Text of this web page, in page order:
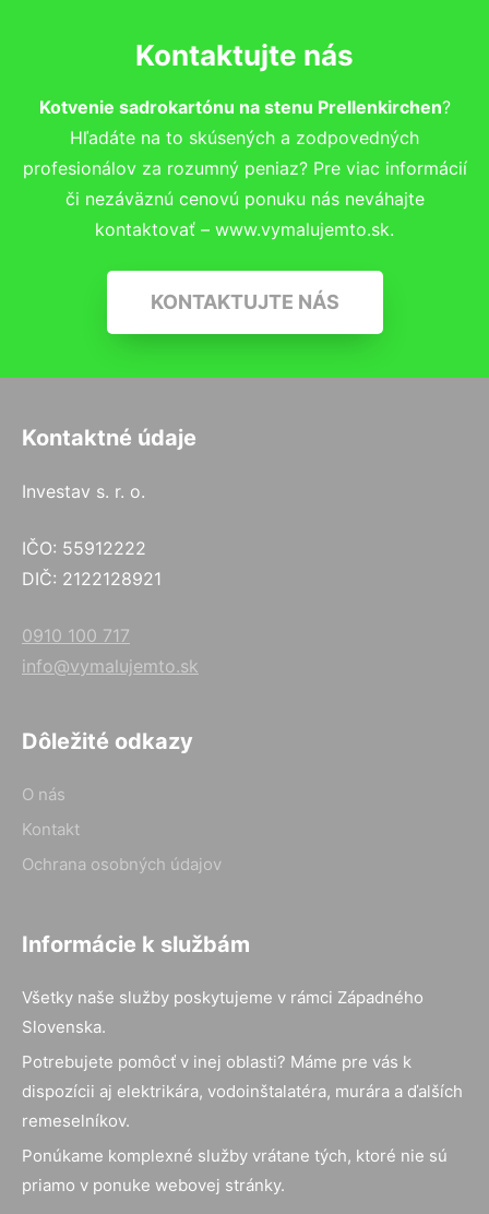
Kontaktujte nás
Kotvenie sadrokartónu na stenu Prellenkirchen?
Hľadáte na to skúsených a zodpovedných
profesionálov za rozumný peniaz? Pre viac informácií
či nezáväznú cenovú ponuku nás neváhajte
kontaktovať – www.vymalujemto.sk.
KONTAKTUJTE NÁS
Kontaktné údaje
Investav s. r. o.
IČO: 55912222
DIČ: 2122128921
0910 100 717
info@vymalujemto.sk
Dôležité odkazy
O nás
Kontakt
Ochrana osobných údajov
Informácie k službám
Všetky naše služby poskytujeme v rámci Západného
Slovenska.
Potrebujete pomôcť v inej oblasti? Máme pre vás k
dispozícii aj elektrikára, vodoinštalatéra, murára a ďalších
remeselníkov.
Ponúkame komplexné služby vrátane tých, ktoré nie sú
priamo v ponuke webovej stránky.